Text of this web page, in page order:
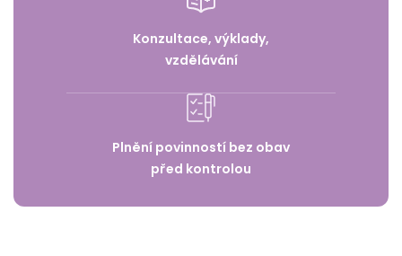
Konzultace, výklady,
vzdělávání
Plnění povinností bez obav
před kontrolou